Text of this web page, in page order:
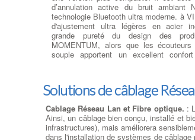
vitesses sont généralement plus lent
pour maintenir la stabilité .
Ajouter ou Remplacer les
barettes mémoires :Ajout
Barrettes Mémoires : Toujours
de véritables consommateurs de
mémoire. Pour donner un bon
coup de souffle à votre PC ,
votre Mac ou votre PC portable,
mémoire vive de votre ordinateur . à
vive 1 Go à 128 Go de 400 MHz à
d’annulation active du bruit ambiant
technologie Bluetooth ultra moderne. à
d'ajustement ultra légères en acier
grande pureté du design des
MOMENTUM, alors que les écouteurs
souple apportent un excellent confort
Enceinte Bose à VIERZON:
Système d'enceintes home
cinéma Acoustimass® 6 série
VNotre système Acoustimass le
plus populaire offre un son
surround particulièrement bien
Solutions de câblage
Cablage Réseau Lan et Fibre optique. :
Ainsi, un câblage bien conçu, installé et
infrastructures), mais améliorera
dans l'installation de systèmes de